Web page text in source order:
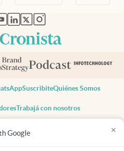
Google ×
en nueva pestaña
abre en nueva pestaña
abre en nueva pestaña
abre en nueva pestaña
abre en nueva pestaña
SuscribiteQuiénes Somos
Trabajá con nosotros
reservados